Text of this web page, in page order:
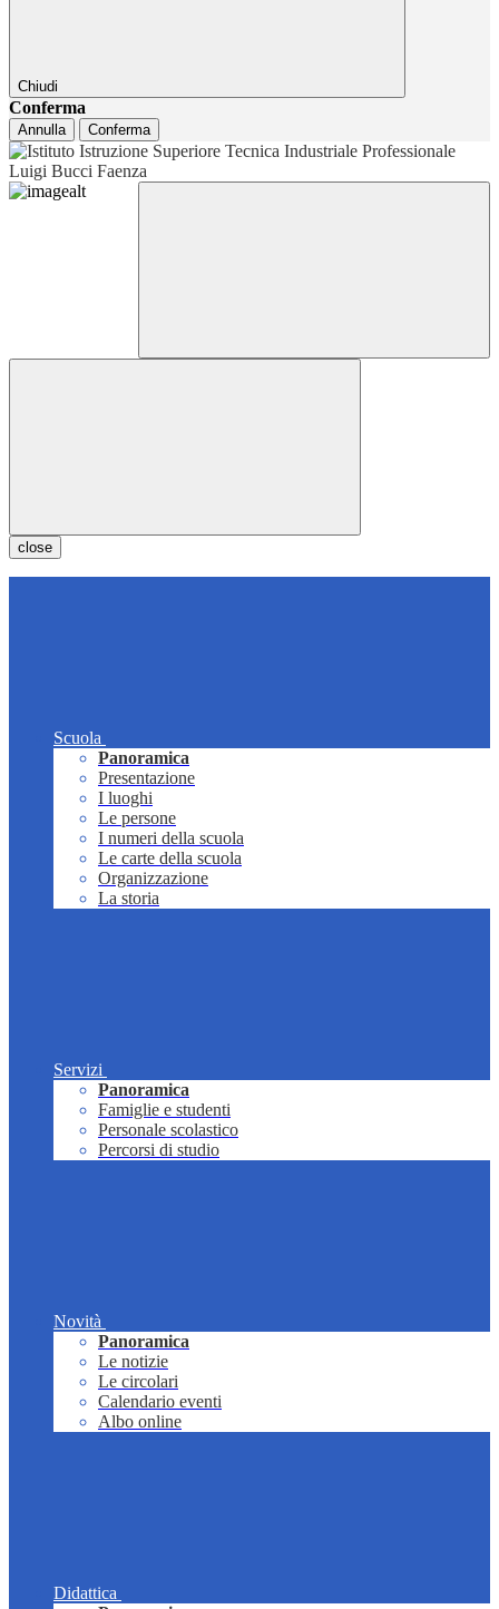
Chiudi
Conferma
Annulla Conferma
close
Scuola
Panoramica
Presentazione
I luoghi
Le persone
I numeri della scuola
Le carte della scuola
Organizzazione
La storia
Servizi
Panoramica
Famiglie e studenti
Personale scolastico
Percorsi di studio
Novità
Panoramica
Le notizie
Le circolari
Calendario eventi
Albo online
Didattica